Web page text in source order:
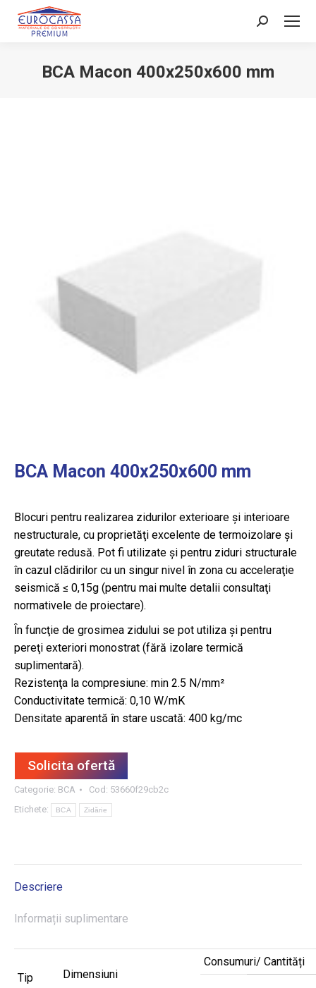
Search:
BCA Macon 400x250x600 mm
BCA Macon 400x250x600 mm
Blocuri pentru realizarea zidurilor exterioare şi interioare
nestructurale, cu proprietăţi excelente de termoizolare şi
greutate redusă. Pot fi utilizate şi pentru ziduri structurale
în cazul clădirilor cu un singur nivel în zona cu acceleraţie
seismică ≤ 0,15g (pentru mai multe detalii consultaţi
normativele de proiectare).
Ȋn funcţie de grosimea zidului se pot utiliza şi pentru
pereţi exteriori monostrat (fără izolare termică
suplimentară).
Rezistenţa la compresiune: min 2.5 N/mm²
Conductivitate termică: 0,10 W/mK
Densitate aparentă în stare uscată: 400 kg/mc
Solicita ofertă
Categorie: BCA Cod: 53660f29cb2c
Etichete:
BCA Zidărie
Descriere
Informații suplimentare
Tip
Dimensiuni
Consumuri/ Cantități